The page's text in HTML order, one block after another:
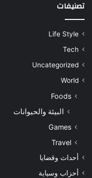
تصنيفات
Life Style
Tech
Uncategorized
World
Foods
البيئة والحيوانات
Games
Travel
أحداث وقضايا
أحزاب وسياية